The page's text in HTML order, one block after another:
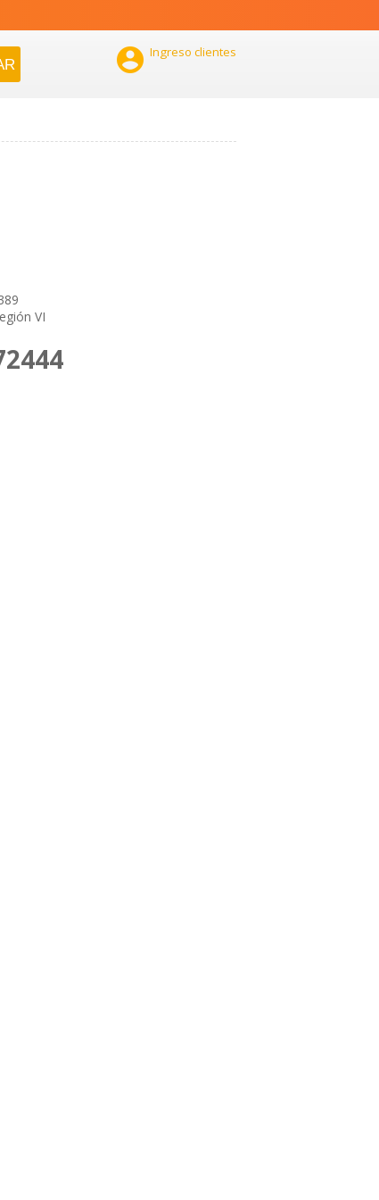
 Ingreso clientes
VI